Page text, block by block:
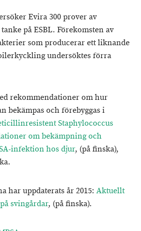
Evira 300 prover av
på ESBL. Förekomsten av
som producerar ett liknande
undersöktes förra
rekommendationer om hur
bekämpas och förebyggas i
Staphylococcus
om bekämpning och
infektion hos djur, (på finska),
har uppdaterats år 2015: Aktuellt
svingårdar, (på finska).